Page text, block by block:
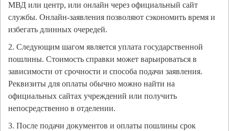
МВД или центр, или онлайн через официальный сайт
службы. Онлайн-заявления позволяют сэкономить время и
избегать длинных очередей.
2. Следующим шагом является уплата государственной
пошлины. Стоимость справки может варьироваться в
зависимости от срочности и способа подачи заявления.
Реквизиты для оплаты обычно можно найти на
официальных сайтах учреждений или получить
непосредственно в отделении.
3. После подачи документов и оплаты пошлины срок